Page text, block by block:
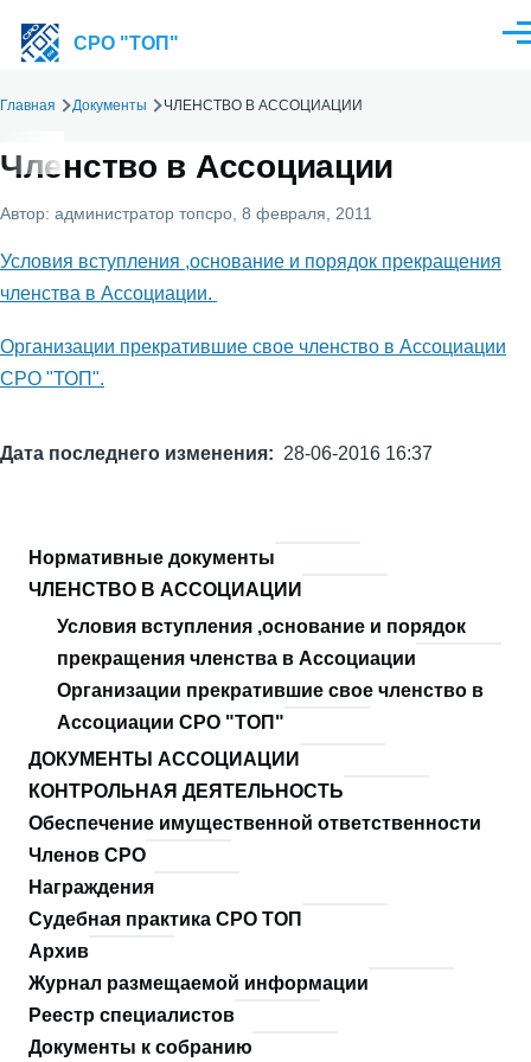
СРО "ТОП"
Строка
навигации
Главная Документы ЧЛЕНСТВО В АССОЦИАЦИИ
Членство в Ассоциации
Автор: администратор топсро , 8 февраля, 2011
Условия вступления ,основание и порядок прекращения
членства в Ассоциации.
Организации прекратившие свое членство в Ассоциации
СРО "ТОП".
Дата последнего изменения 28-06-2016 16:37
Основная
навигация
Нормативные документы
ЧЛЕНСТВО В АССОЦИАЦИИ
Условия вступления ,основание и порядок
прекращения членства в Ассоциации
Организации прекратившие свое членство в
Ассоциации СРО "ТОП"
ДОКУМЕНТЫ АССОЦИАЦИИ
КОНТРОЛЬНАЯ ДЕЯТЕЛЬНОСТЬ
Обеспечение имущественной ответственности
Членов СРО
Награждения
Судебная практика СРО ТОП
Архив
Журнал размещаемой информации
Реестр специалистов
Документы к собранию